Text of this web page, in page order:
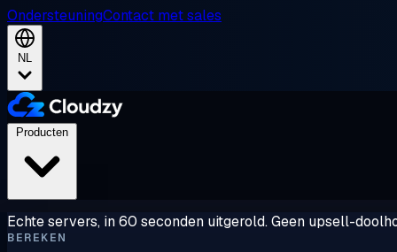
OndersteuningContact met sales
NL
Echte servers, in 60 seconden uitgerold. Geen upsell-
BEREKEN